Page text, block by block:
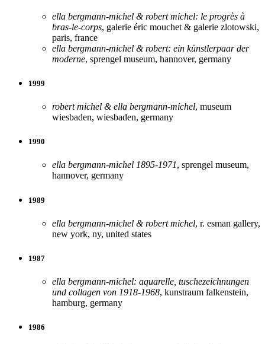
ella bergmann-michel & robert michel: le progrès à
bras-le-corps, galerie éric mouchet & galerie zlotowski,
paris, france
ella bergmann-michel & robert: ein künstlerpaar der
moderne, sprengel museum, hannover, germany
1999
robert michel & ella bergmann-michel, museum
wiesbaden, wiesbaden, germany
1990
ella bergmann-michel 1895-1971, sprengel museum,
hannover, germany
1989
ella bergmann-michel & robert michel, r. esman gallery,
new york, ny, united states
1987
ella bergmann-michel: aquarelle, tuschezeichnungen
und collagen von 1918-1968, kunstraum falkenstein,
hamburg, germany
1986